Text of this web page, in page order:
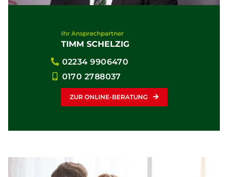
Ihr Ansprechpartner
TIMM SCHELZIG
02234 9906470
0170 2788037
ZUR ONLINE-BERATUNG